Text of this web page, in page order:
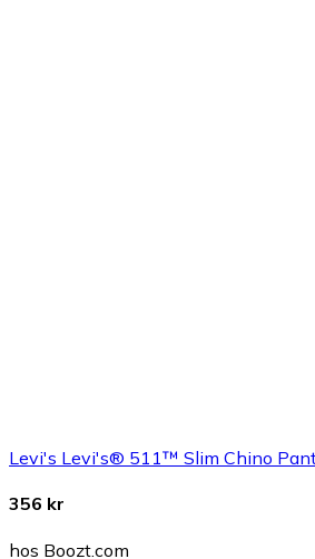
Levi's Levi's® 511™ Slim Chino
356 kr
hos Boozt.com